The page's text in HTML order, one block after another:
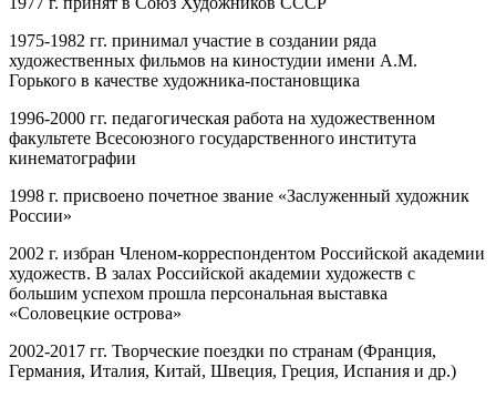
1975-1982 гг. принимал участие в создании ряда
художественных фильмов на киностудии имени А.М.
Горького в качестве художника-постановщика
1996-2000 гг. педагогическая работа на художественном
факультете Всесоюзного государственного института
кинематографии
1998 г. присвоено почетное звание «Заслуженный художник
России»
2002 г. избран Членом-корреспондентом Российской академии
художеств. В залах Российской академии художеств с
большим успехом прошла персональная выставка
«Соловецкие острова»
2002-2017 гг. Творческие поездки по странам (Франция,
Германия, Италия, Китай, Швеция, Греция, Испания и др.)